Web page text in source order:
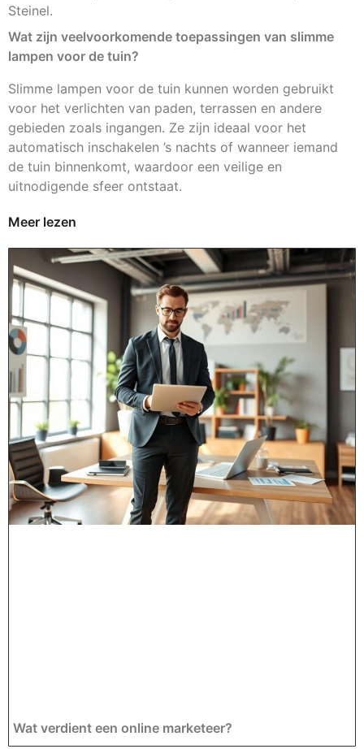
Steinel.
Wat zijn veelvoorkomende toepassingen van slimme
lampen voor de tuin?
Slimme lampen voor de tuin kunnen worden gebruikt
voor het verlichten van paden, terrassen en andere
gebieden zoals ingangen. Ze zijn ideaal voor het
automatisch inschakelen ’s nachts of wanneer iemand
de tuin binnenkomt, waardoor een veilige en
uitnodigende sfeer ontstaat.
Meer lezen
Wat verdient een online marketeer?